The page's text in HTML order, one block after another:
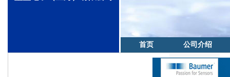
首页 公司介绍